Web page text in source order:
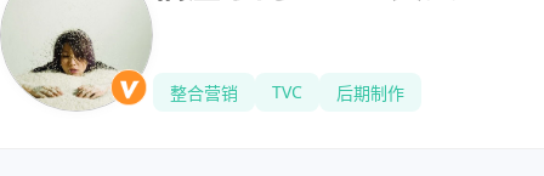
整合营销 TVC 后期制作